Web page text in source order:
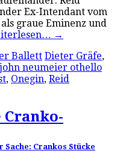
Ex-Intendant vom
graue Eminenz und
→
Ballett Dieter Gräfe,
john neumeier othello
, Onegin, Reid
Crankos Stücke